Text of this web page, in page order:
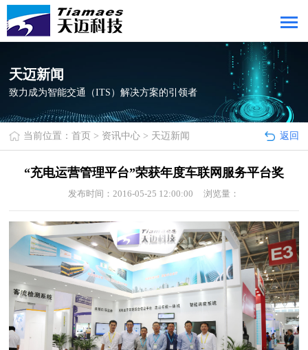
天迈新闻
致力成为智能交通（ITS）解决方案的引领者
返回
当前位置：首页 > 资讯中心 > 天迈新闻
“充电运营管理平台”荣获年度车联网服务平台奖
发布时间：2016-05-25 12:00:00 浏览量：